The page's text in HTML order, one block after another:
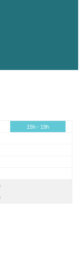
15h - 19h